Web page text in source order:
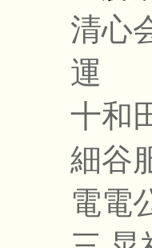
清心
運
十和
細谷
電電